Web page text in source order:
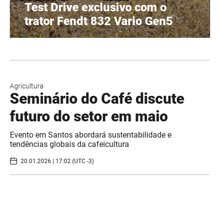
Test Drive exclusivo com o
trator Fendt 832 Vario Gen5
Agricultura
Seminário do Café discute
futuro do setor em maio
Evento em Santos abordará sustentabilidade e
tendências globais da cafeicultura
20.01.2026 | 17:02 (UTC -3)